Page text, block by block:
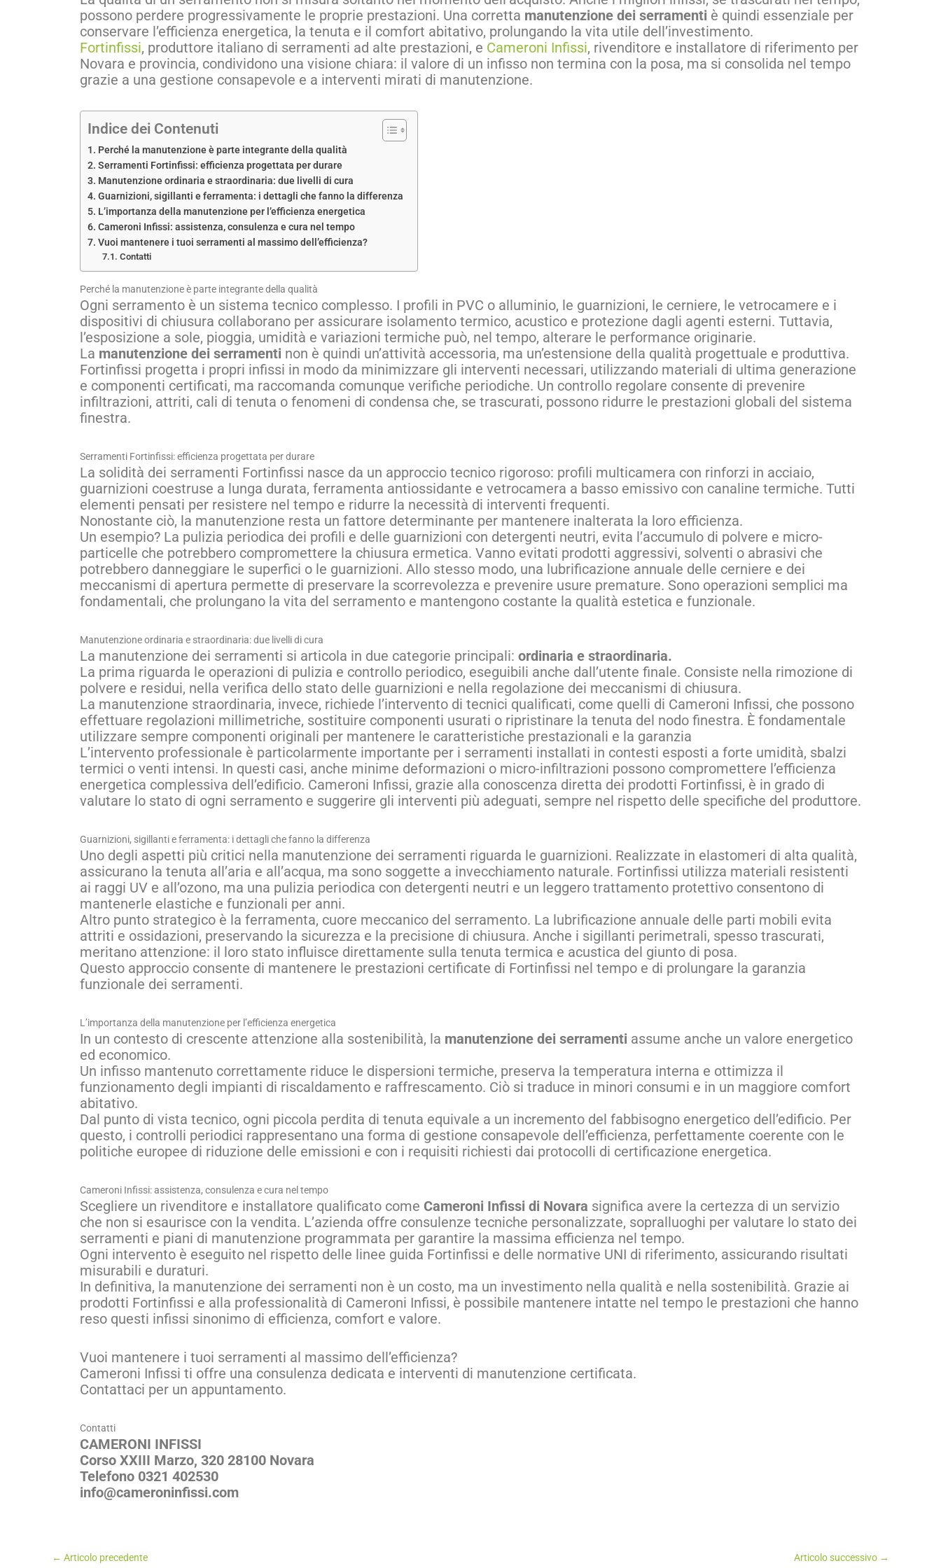
possono perdere progressivamente le proprie prestazioni. Una corretta manutenzione dei serramenti è quindi essenziale per
conservare l’efficienza energetica, la tenuta e il comfort abitativo, prolungando la vita utile dell’investimento.
Fortinfissi, produttore italiano di serramenti ad alte prestazioni, e Cameroni Infissi, rivenditore e installatore di riferimento per
Novara e provincia, condividono una visione chiara: il valore di un infisso non termina con la posa, ma si consolida nel tempo
grazie a una gestione consapevole e a interventi mirati di manutenzione.
Indice dei Contenuti
Perché la manutenzione è parte integrante della qualità
Serramenti Fortinfissi: efficienza progettata per durare
Manutenzione ordinaria e straordinaria: due livelli di cura
Guarnizioni, sigillanti e ferramenta: i dettagli che fanno la differenza
L’importanza della manutenzione per l’efficienza energetica
Cameroni Infissi: assistenza, consulenza e cura nel tempo
Vuoi mantenere i tuoi serramenti al massimo dell’efficienza?
Contatti
Perché la manutenzione è parte integrante della qualità
Ogni serramento è un sistema tecnico complesso. I profili in PVC o alluminio, le guarnizioni, le cerniere, le vetrocamere e i
dispositivi di chiusura collaborano per assicurare isolamento termico, acustico e protezione dagli agenti esterni. Tuttavia,
l’esposizione a sole, pioggia, umidità e variazioni termiche può, nel tempo, alterare le performance originarie.
La manutenzione dei serramenti non è quindi un’attività accessoria, ma un’estensione della qualità progettuale e produttiva.
Fortinfissi progetta i propri infissi in modo da minimizzare gli interventi necessari, utilizzando materiali di ultima generazione
e componenti certificati, ma raccomanda comunque verifiche periodiche. Un controllo regolare consente di prevenire
infiltrazioni, attriti, cali di tenuta o fenomeni di condensa che, se trascurati, possono ridurre le prestazioni globali del sistema
finestra.
Serramenti Fortinfissi: efficienza progettata per durare
La solidità dei serramenti Fortinfissi nasce da un approccio tecnico rigoroso: profili multicamera con rinforzi in acciaio,
guarnizioni coestruse a lunga durata, ferramenta antiossidante e vetrocamera a basso emissivo con canaline termiche. Tutti
elementi pensati per resistere nel tempo e ridurre la necessità di interventi frequenti.
Nonostante ciò, la manutenzione resta un fattore determinante per mantenere inalterata la loro efficienza.
Un esempio? La pulizia periodica dei profili e delle guarnizioni con detergenti neutri, evita l’accumulo di polvere e micro-
particelle che potrebbero compromettere la chiusura ermetica. Vanno evitati prodotti aggressivi, solventi o abrasivi che
potrebbero danneggiare le superfici o le guarnizioni. Allo stesso modo, una lubrificazione annuale delle cerniere e dei
meccanismi di apertura permette di preservare la scorrevolezza e prevenire usure premature. Sono operazioni semplici ma
fondamentali, che prolungano la vita del serramento e mantengono costante la qualità estetica e funzionale.
Manutenzione ordinaria e straordinaria: due livelli di cura
La manutenzione dei serramenti si articola in due categorie principali: ordinaria e straordinaria.
La prima riguarda le operazioni di pulizia e controllo periodico, eseguibili anche dall’utente finale. Consiste nella rimozione di
polvere e residui, nella verifica dello stato delle guarnizioni e nella regolazione dei meccanismi di chiusura.
La manutenzione straordinaria, invece, richiede l’intervento di tecnici qualificati, come quelli di Cameroni Infissi, che possono
effettuare regolazioni millimetriche, sostituire componenti usurati o ripristinare la tenuta del nodo finestra. È fondamentale
utilizzare sempre componenti originali per mantenere le caratteristiche prestazionali e la garanzia
L’intervento professionale è particolarmente importante per i serramenti installati in contesti esposti a forte umidità, sbalzi
termici o venti intensi. In questi casi, anche minime deformazioni o micro-infiltrazioni possono compromettere l’efficienza
energetica complessiva dell’edificio. Cameroni Infissi, grazie alla conoscenza diretta dei prodotti Fortinfissi, è in grado di
valutare lo stato di ogni serramento e suggerire gli interventi più adeguati, sempre nel rispetto delle specifiche del produttore.
Guarnizioni, sigillanti e ferramenta: i dettagli che fanno la differenza
Uno degli aspetti più critici nella manutenzione dei serramenti riguarda le guarnizioni. Realizzate in elastomeri di alta qualità,
assicurano la tenuta all’aria e all’acqua, ma sono soggette a invecchiamento naturale. Fortinfissi utilizza materiali resistenti
ai raggi UV e all’ozono, ma una pulizia periodica con detergenti neutri e un leggero trattamento protettivo consentono di
mantenerle elastiche e funzionali per anni.
Altro punto strategico è la ferramenta, cuore meccanico del serramento. La lubrificazione annuale delle parti mobili evita
attriti e ossidazioni, preservando la sicurezza e la precisione di chiusura. Anche i sigillanti perimetrali, spesso trascurati,
meritano attenzione: il loro stato influisce direttamente sulla tenuta termica e acustica del giunto di posa.
Questo approccio consente di mantenere le prestazioni certificate di Fortinfissi nel tempo e di prolungare la garanzia
funzionale dei serramenti.
L’importanza della manutenzione per l’efficienza energetica
In un contesto di crescente attenzione alla sostenibilità, la manutenzione dei serramenti assume anche un valore energetico
ed economico.
Un infisso mantenuto correttamente riduce le dispersioni termiche, preserva la temperatura interna e ottimizza il
funzionamento degli impianti di riscaldamento e raffrescamento. Ciò si traduce in minori consumi e in un maggiore comfort
abitativo.
Dal punto di vista tecnico, ogni piccola perdita di tenuta equivale a un incremento del fabbisogno energetico dell’edificio. Per
questo, i controlli periodici rappresentano una forma di gestione consapevole dell’efficienza, perfettamente coerente con le
politiche europee di riduzione delle emissioni e con i requisiti richiesti dai protocolli di certificazione energetica.
Cameroni Infissi: assistenza, consulenza e cura nel tempo
Scegliere un rivenditore e installatore qualificato come Cameroni Infissi di Novara significa avere la certezza di un servizio
che non si esaurisce con la vendita. L’azienda offre consulenze tecniche personalizzate, sopralluoghi per valutare lo stato dei
serramenti e piani di manutenzione programmata per garantire la massima efficienza nel tempo.
Ogni intervento è eseguito nel rispetto delle linee guida Fortinfissi e delle normative UNI di riferimento, assicurando risultati
misurabili e duraturi.
In definitiva, la manutenzione dei serramenti non è un costo, ma un investimento nella qualità e nella sostenibilità. Grazie ai
prodotti Fortinfissi e alla professionalità di Cameroni Infissi, è possibile mantenere intatte nel tempo le prestazioni che hanno
reso questi infissi sinonimo di efficienza, comfort e valore.
Vuoi mantenere i tuoi serramenti al massimo dell’efficienza?
Cameroni Infissi ti offre una consulenza dedicata e interventi di manutenzione certificata.
Contattaci per un appuntamento.
Contatti
CAMERONI INFISSI
Corso XXIII Marzo, 320 28100 Novara
Telefono 0321 402530
info@cameroninfissi.com
← Articolo precedente Articolo successivo →